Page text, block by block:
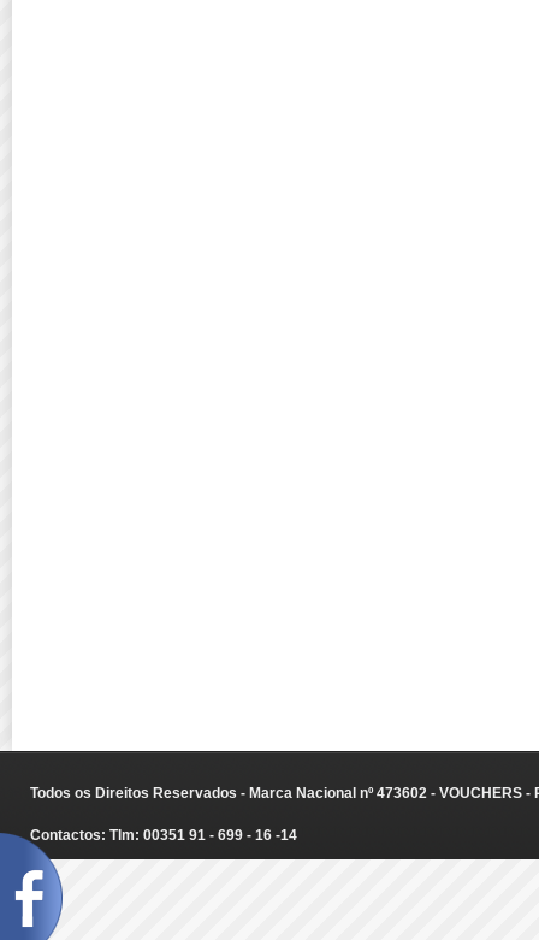
Todos os Direitos Reservados - Marca Nacional nº 473602 - VOUCHERS
Contactos: Tlm: 00351 91 - 699 - 16 -14